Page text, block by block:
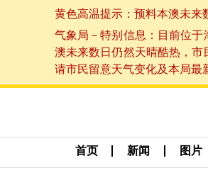
黄色高温提示：预料本澳未来
气象局－特别信息：目前位
澳未来数日仍然天晴酷热，市
请市民留意天气变化及本局最
首页 新闻 图片